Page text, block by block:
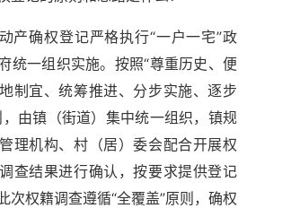
产确权登记严格执行“一户一宅”政
统一组织实施。按照“尊重历史、便
制宜、统筹推进、分步实施、逐步
，由镇（街道）集中统一组织，镇规
理机构、村（居）委会配合开展权
查结果进行确认，按要求提供登记
次权籍调查遵循“全覆盖”原则，确权